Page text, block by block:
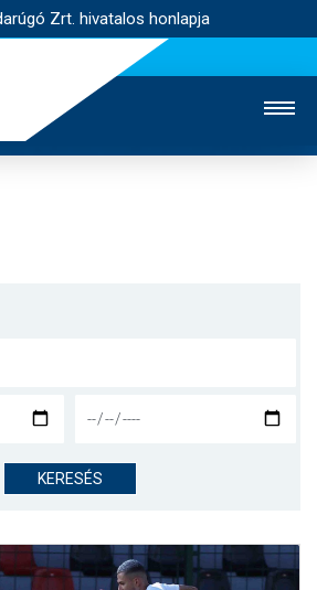
Zrt. hivatalos honlapja
NYITÓLAP
CSAPATOK
KLUB
KERESÉS